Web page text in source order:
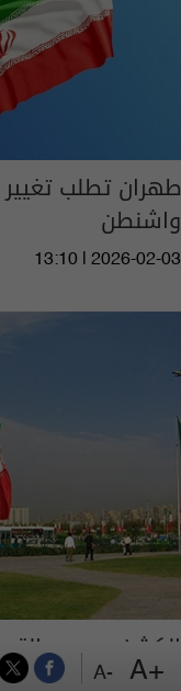
+A
-A
طهران تطلب
واشنطن
13:10 | 2026-02-03
الكشف عن رسالة
18:41 | 2026-02-02